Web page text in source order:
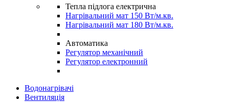
Тепла підлога електрична
Нагрівальний мат 150 Вт/м.кв.
Нагрівальний мат 180 Вт/м.кв.
Автоматика
Регулятор механічний
Регулятор електронний
Водонагрівачі
Вентиляція